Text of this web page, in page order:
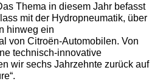
Thema in diesem Jahr befasst
mit der Hydropneumatik, über
hinweg ein
von Citroën-Automobilen. Von
technisch-innovative
wir sechs Jahrzehnte zurück auf